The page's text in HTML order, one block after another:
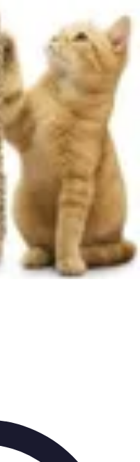
de ProjetÉcologie et